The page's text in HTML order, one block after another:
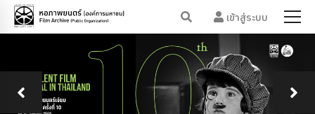
เข้าสู่ระบบ